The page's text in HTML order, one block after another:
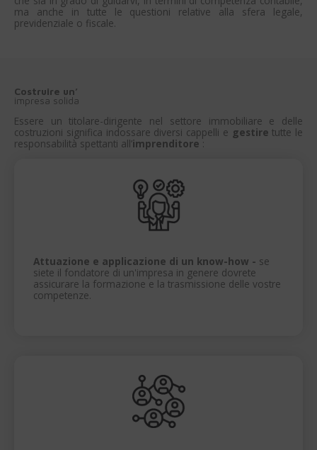
ma anche in tutte le questioni relative alla sfera legale,
previdenziale o fiscale.
Costruire un’
impresa solida
Essere un titolare-dirigente nel settore immobiliare e delle
costruzioni significa indossare diversi cappelli e gestiretutte le
responsabilità spettanti all’imprenditore :
Attuazione e applicazione di un know-how - se
siete il fondatore di un'impresa in genere dovrete
assicurare la formazione e la trasmissione delle vostre
competenze.